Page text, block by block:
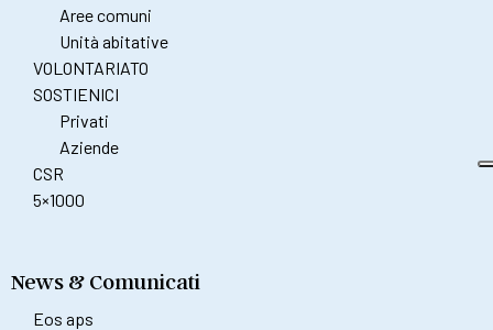
Aree comuni
Unità abitative
VOLONTARIATO
SOSTIENICI
Privati
Aziende
CSR
5×1000
News & Comunicati
Eos aps